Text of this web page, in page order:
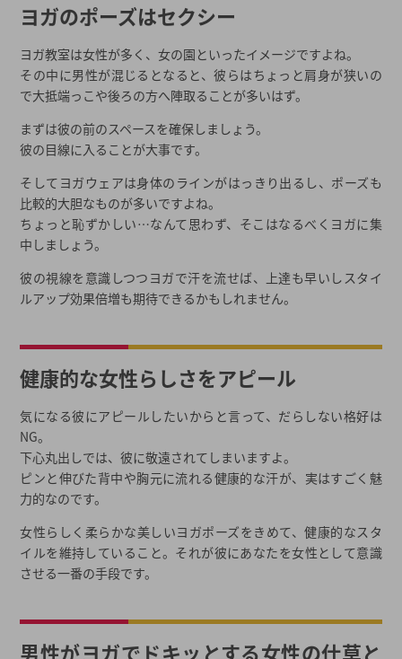
年齢別モテやすい婚活方法
3ヶ月以内に素敵な人と出会いたいなら結婚相談所がおすすめ
結婚相談所選び、最初の一歩に迷ったら一括資料請求
2026年春の最新キャンペーン
都道府県から結婚相談所を探す
結婚相談所一覧から結婚相談所を探す
ヨガのポーズはセクシー
ヨガ教室は女性が多く、女の園といったイメージですよね。
その中に男性が混じるとなると、彼らはちょっと肩身が狭いの
で大抵端っこや後ろの方へ陣取ることが多いはず。
まずは彼の前のスペースを確保しましょう。
彼の目線に入ることが大事です。
そしてヨガウェアは身体のラインがはっきり出るし、ポーズも
比較的大胆なものが多いですよね。
ちょっと恥ずかしい…なんて思わず、そこはなるべくヨガに集
中しましょう。
彼の視線を意識しつつヨガで汗を流せば、上達も早いしスタイ
ルアップ効果倍増も期待できるかもしれません。
健康的な女性らしさをアピール
気になる彼にアピールしたいからと言って、だらしない格好は
NG。
下心丸出しでは、彼に敬遠されてしまいますよ。
ピンと伸びた背中や胸元に流れる健康的な汗が、実はすごく魅
力的なのです。
女性らしく柔らかな美しいヨガポーズをきめて、健康的なスタ
イルを維持していること。それが彼にあなたを女性として意識
させる一番の手段です。
男性がヨガでドキッとする女性の仕草と